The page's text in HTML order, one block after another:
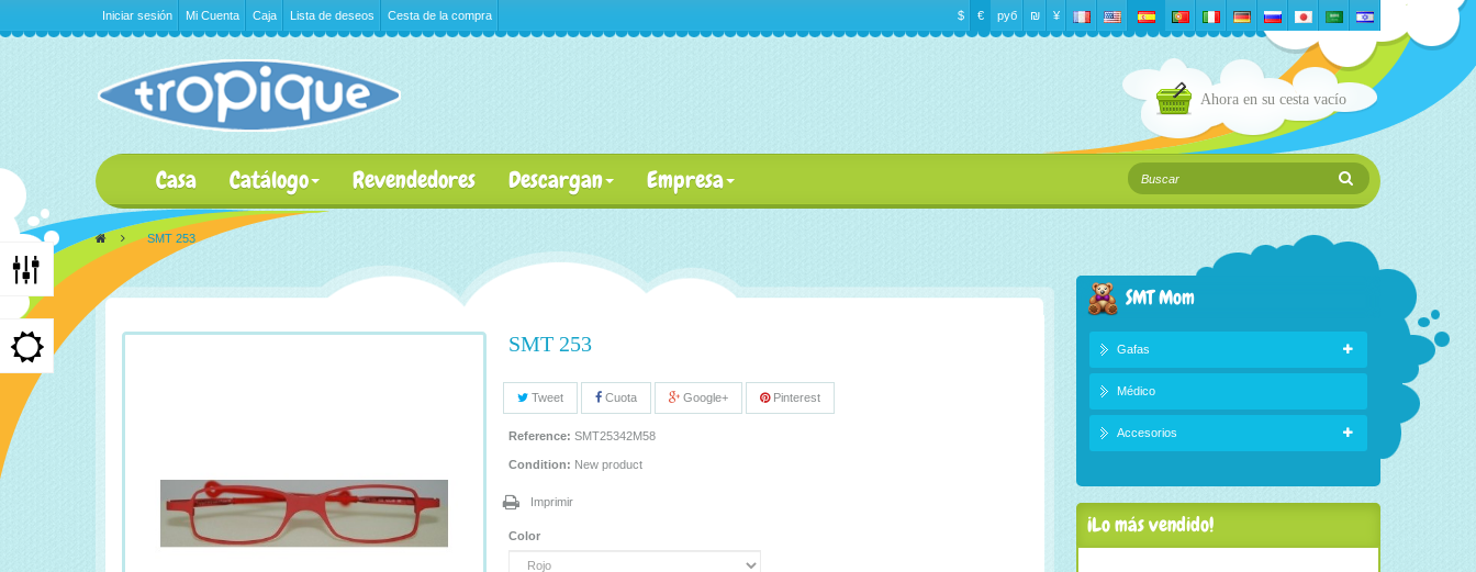
$ € руб ₪‎ ¥
Iniciar sesión Mi Cuenta Caja Lista de deseos Cesta de la compra
Ahora en su cesta vacío
Casa Catálogo Revendedores Descargan Empresa
> SMT 253
SMT 253
Tweet Cuota Google+ Pinterest
Reference: SMT25342M58
Condition: New product
Imprimir
Color
SMT Mom
Gafas
Médico
Accesorios
¡Lo más vendido!